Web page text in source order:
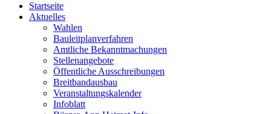
Startseite
Aktuelles
Wahlen
Bauleitplanverfahren
Amtliche Bekanntmachungen
Stellenangebote
Öffentliche Ausschreibungen
Breitbandausbau
Veranstaltungskalender
Infoblatt